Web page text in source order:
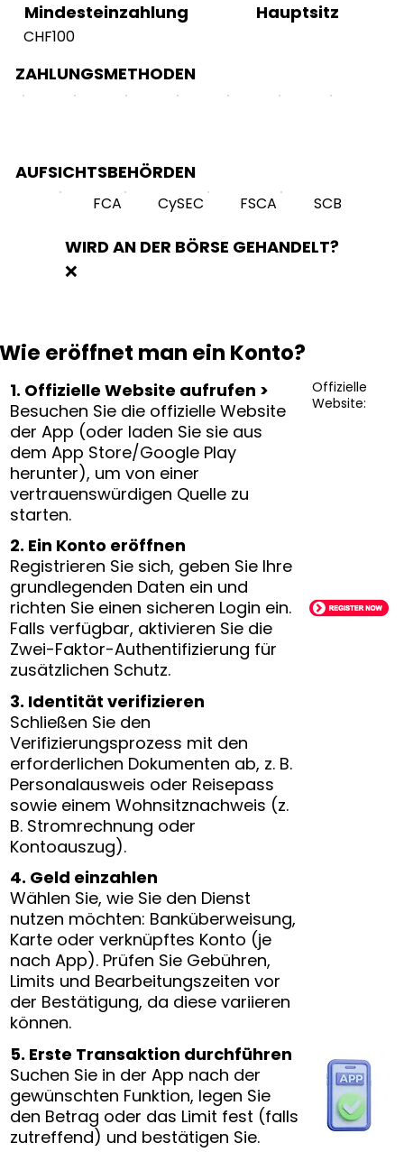
Mindesteinzahlung
CHF100
Hauptsitz
ZAHLUNGSMETHODEN
AUFSICHTSBEHÖRDEN
FCA CySEC FSCA SCB
WIRD AN DER BÖRSE GEHANDELT?
❌
Wie eröffnet man ein Konto?
1. Offizielle Website aufrufen >
Besuchen Sie die offizielle Website
der App (oder laden Sie sie aus
dem App Store/Google Play
herunter), um von einer
vertrauenswürdigen Quelle zu
starten.
2. Ein Konto eröffnen
Registrieren Sie sich, geben Sie Ihre
grundlegenden Daten ein und
richten Sie einen sicheren Login ein.
Falls verfügbar, aktivieren Sie die
Zwei-Faktor-Authentifizierung für
zusätzlichen Schutz.
3. Identität verifizieren
Schließen Sie den
Verifizierungsprozess mit den
erforderlichen Dokumenten ab, z. B.
Personalausweis oder Reisepass
sowie einem Wohnsitznachweis (z.
B. Stromrechnung oder
Kontoauszug).
4. Geld einzahlen
Wählen Sie, wie Sie den Dienst
nutzen möchten: Banküberweisung,
Karte oder verknüpftes Konto (je
nach App). Prüfen Sie Gebühren,
Limits und Bearbeitungszeiten vor
der Bestätigung, da diese variieren
können.
5. Erste Transaktion durchführen
Suchen Sie in der App nach der
gewünschten Funktion, legen Sie
den Betrag oder das Limit fest (falls
zutreffend) und bestätigen Sie.
Offizielle
Website: